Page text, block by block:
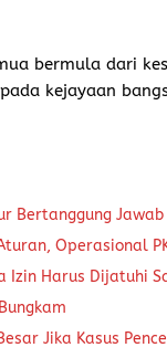
bermula dari
kejayaan
Bertanggung Jawab
Operasional
Izin Harus Dijatuhi
Jika Kasus